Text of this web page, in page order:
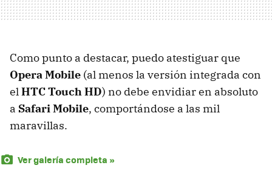
Como punto a destacar, puedo atestiguar que
Opera Mobile (al menos la versión integrada con
elHTCTouch HD) no debe envidiar en absoluto
a Safari Mobile, comportándose a las mil
maravillas.
Ver galería completa »